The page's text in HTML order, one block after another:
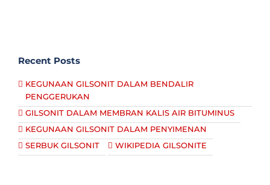
Recent Posts
KEGUNAAN GILSONIT DALAM BENDALIR
PENGGERUKAN
GILSONIT DALAM MEMBRAN KALIS AIR BITUMINUS
KEGUNAAN GILSONIT DALAM PENYIMENAN
SERBUK GILSONIT
WIKIPEDIA GILSONITE